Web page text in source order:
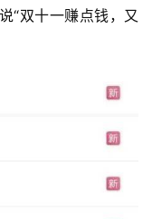
“双十一赚点钱，又